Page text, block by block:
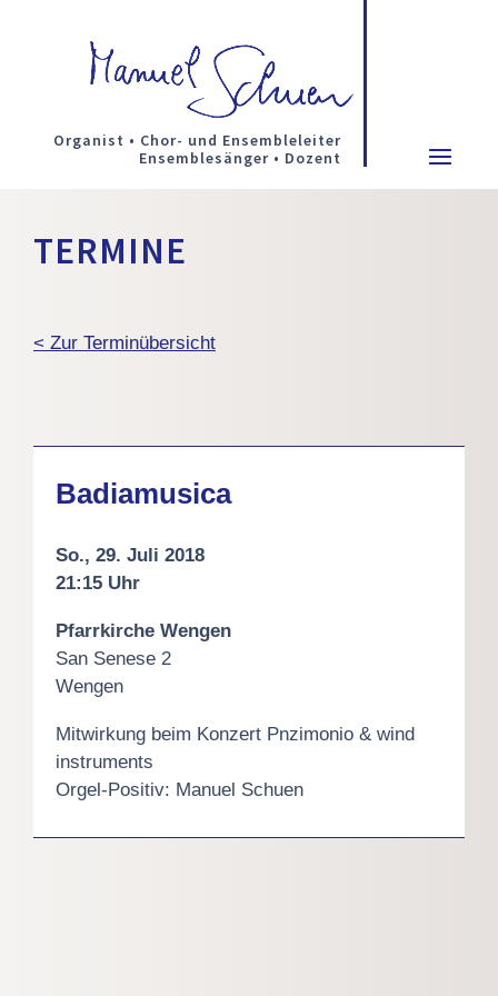
Organist • Chor- und Ensembleleiter
Ensemblesänger • Dozent
TERMINE
< Zur Terminübersicht
Badiamusica
So., 29. Juli 2018
21:15 Uhr
Pfarrkirche Wengen
San Senese 2
Wengen
Mitwirkung beim Konzert Pnzimonio & wind
instruments
Orgel-Positiv: Manuel Schuen